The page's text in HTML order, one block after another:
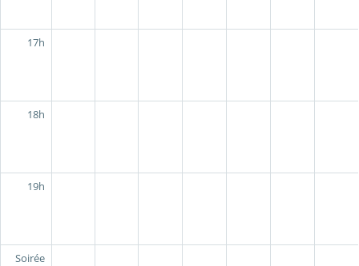
17h
18h
19h
Soirée